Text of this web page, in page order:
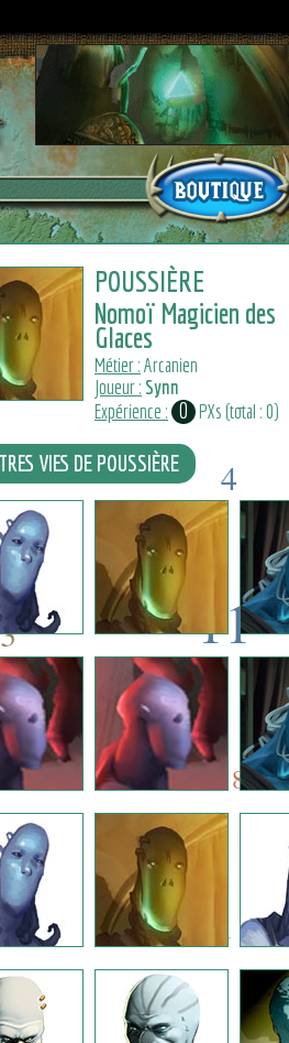
POUSSIÈRE
Nomoï Magicien des
Glaces
Métier :Arcanien
Joueur : Synn
Expérience : 0 PXs (total : 0)
8
11
4 8
11
4
1
1
3
4
4
VIES DE POUSSIÈRE